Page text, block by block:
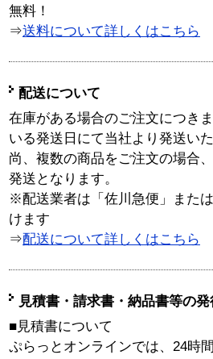
無料！
⇒送料について詳しくはこちら
配送について
在庫がある場合のご注文につき
いる発送日にて当社より発送い
尚、複数の商品をご注文の場合
発送となります。
※配送業者は「佐川急便」また
けます
⇒配送について詳しくはこちら
見積書・請求書・納品書等の
■見積書について
ぷらっとオンラインでは、24時